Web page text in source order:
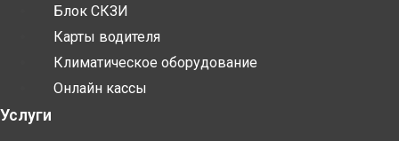
Блок СКЗИ
Карты водителя
Климатическое оборудование
Онлайн кассы
Услуги